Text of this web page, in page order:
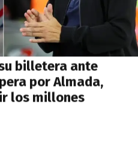
billetera ante
por Almada,
los millones